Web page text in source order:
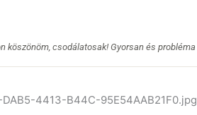
köszönöm, csodálatosak! Gyorsan és